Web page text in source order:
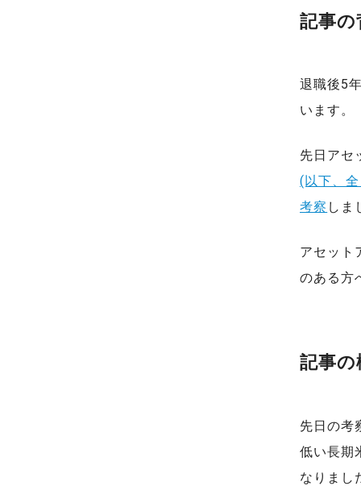
記事の
退職後5
います。
先日アセ
(以下、
考察 しま
アセット
のある方
記事の
先日の考
低い長期
なりまし